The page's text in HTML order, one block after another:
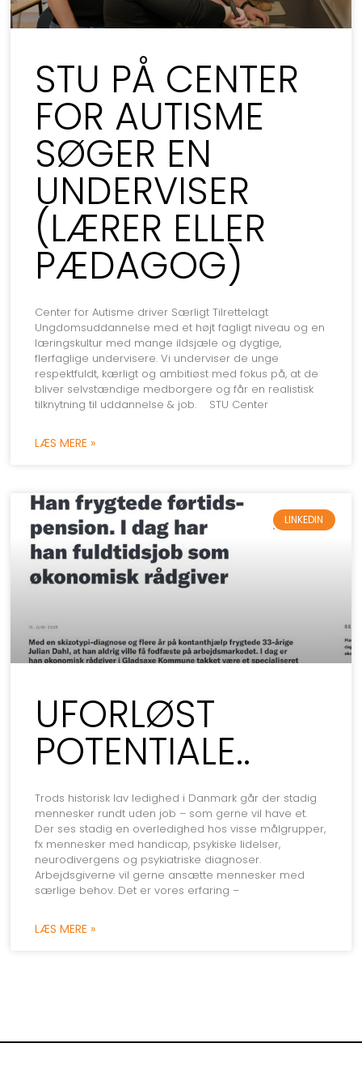
STU PÅ CENTER
FOR AUTISME
SØGER EN
UNDERVISER
(LÆRER ELLER
PÆDAGOG)
Center for Autisme driver Særligt Tilrettelagt
Ungdomsuddannelse med et højt fagligt niveau og en
læringskultur med mange ildsjæle og dygtige,
flerfaglige undervisere. Vi underviser de unge
respektfuldt, kærligt og ambitiøst med fokus på, at de
bliver selvstændige medborgere og får en realistisk
tilknytning til uddannelse & job. STU Center
LÆS MERE »
LINKEDIN
UFORLØST
POTENTIALE..
Trods historisk lav ledighed i Danmark går der stadig
mennesker rundt uden job – som gerne vil have et.
Der ses stadig en overledighed hos visse målgrupper,
fx mennesker med handicap, psykiske lidelser,
neurodivergens og psykiatriske diagnoser.
Arbejdsgiverne vil gerne ansætte mennesker med
særlige behov. Det er vores erfaring –
LÆS MERE »